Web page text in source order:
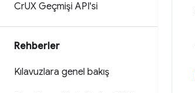
CrUX Geçmişi API'si
Rehberler
Kılavuzlara genel bakış